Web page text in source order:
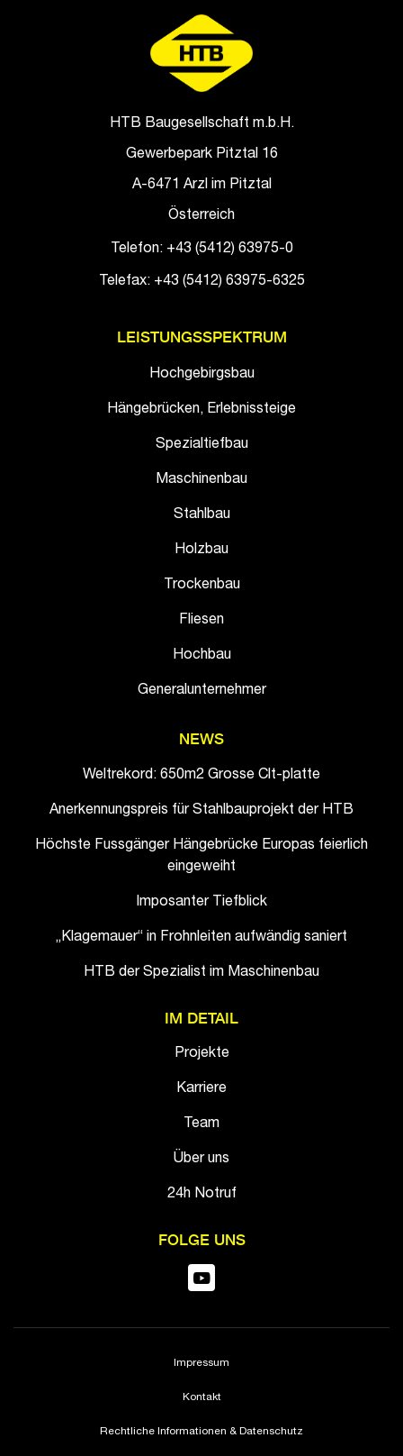
HTB Baugesellschaft m.b.H.
Gewerbepark Pitztal 16
A-6471 Arzl im Pitztal
Österreich
Telefon: +43 (5412) 63975-0
Telefax: +43 (5412) 63975-6325
LEISTUNGSSPEKTRUM
Hochgebirgsbau
Hängebrücken, Erlebnissteige
Spezialtiefbau
Maschinenbau
Stahlbau
Holzbau
Trockenbau
Fliesen
Hochbau
Generalunternehmer
NEWS
Weltrekord: 650m2 Grosse Clt-platte
Anerkennungspreis für Stahlbauprojekt der HTB
Höchste Fussgänger Hängebrücke Europas feierlich
eingeweiht
Imposanter Tiefblick
„Klagemauer“ in Frohnleiten aufwändig saniert
HTB der Spezialist im Maschinenbau
IM DETAIL
Projekte
Karriere
Team
Über uns
24h Notruf
FOLGE UNS
Impressum
Kontakt
Rechtliche Informationen & Datenschutz